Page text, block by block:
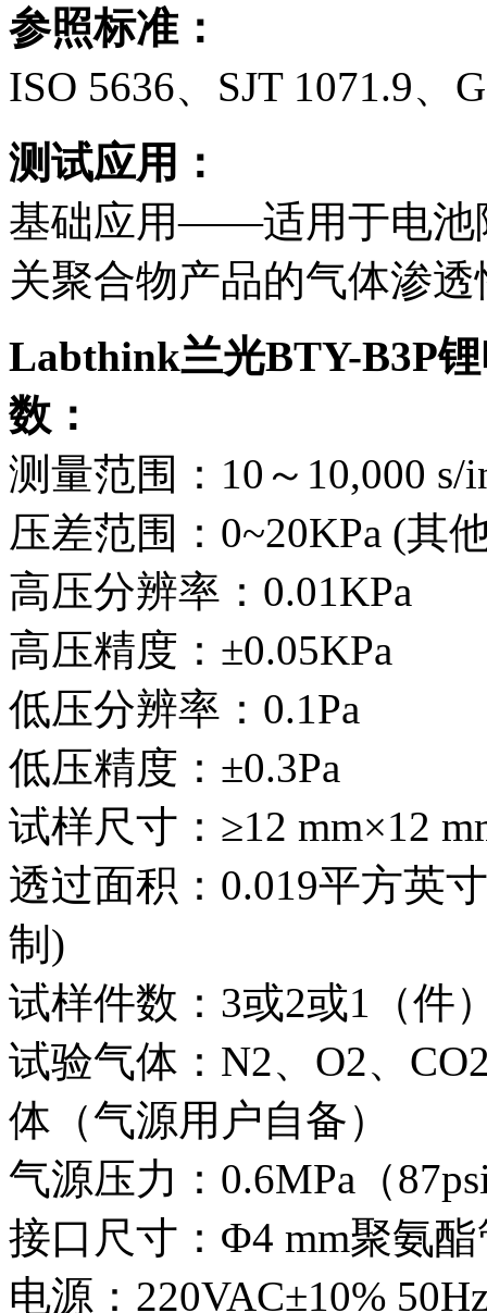
参照标准：
ISO 5636、SJT 1071.9、
测试应用：
基础应用——适用于电池
关聚合物产品的气体渗
Labthink兰光BTY-B3P
数：
测量范围：10～10,000 s/
压差范围：0~20KPa (其
高压分辨率：0.01KPa
高压精度：±0.05KPa
低压分辨率：0.1Pa
低压精度：±0.3Pa
试样尺寸：≥12 mm×12
透过面积：0.019平方英
制)
试样件数：3或2或1（件
试验气体：N2、O2、
体（气源用户自备）
气源压力：0.6MPa（
接口尺寸：Φ4 mm聚氨酯
电源：220VAC±10%